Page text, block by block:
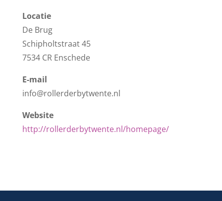
Locatie
De Brug
Schipholtstraat 45
7534 CR Enschede
E-mail
info@rollerderbytwente.nl
Website
http://rollerderbytwente.nl/homepage/